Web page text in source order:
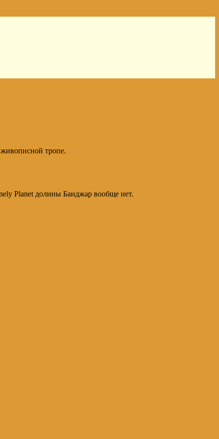
тропе.
Planet долины Банджар вообще нет.